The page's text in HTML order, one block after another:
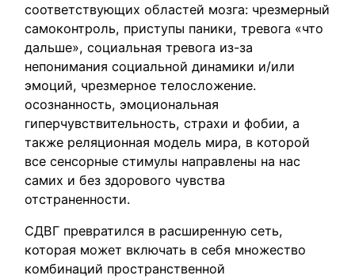
соответствующих областей мозга: чрезмерный
самоконтроль, приступы паники, тревога «что
дальше», социальная тревога из-за
непонимания социальной динамики и/или
эмоций, чрезмерное телосложение.
осознанность, эмоциональная
гиперчувствительность, страхи и фобии, а
также реляционная модель мира, в которой
все сенсорные стимулы направлены на нас
самих и без здорового чувства
отстраненности.
СДВГ превратился в расширенную сеть,
которая может включать в себя множество
комбинаций пространственной